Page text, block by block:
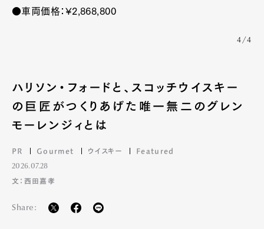
Art&Design Watch
●車両価格：¥2,868,800
4/4
ハリソン・フォードと、スコッチウイスキー
の巨匠がつくりあげた唯一無二のグレン
モーレンジィとは
PR Gourmet ウイスキー Featured
2026.07.28
文：西田嘉孝
Share: